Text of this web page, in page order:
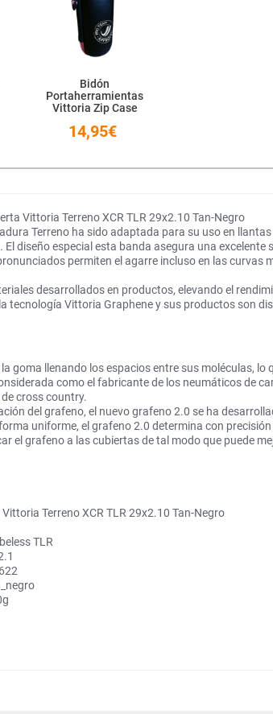
Bidón
Portaherramientas
Vittoria Zip Case
14,95€
Vittoria Terreno XCR TLR 29x2.10 Tan-Negro
Terreno ha sido adaptada para su uso en
El diseño especial esta banda asegura una
permiten el agarre incluso en las
desarrollados en productos, elevando el
tecnología Vittoria Graphene y sus productos son
goma llenando los espacios entre sus moléculas,
como el fabricante de los neumáticos de
cross country.
del grafeno, el nuevo grafeno 2.0 se ha
uniforme, el grafeno 2.0 determina con
el grafeno a las cubiertas de tal modo que puede
Terreno XCR TLR 29x2.10 Tan-Negro
TLR